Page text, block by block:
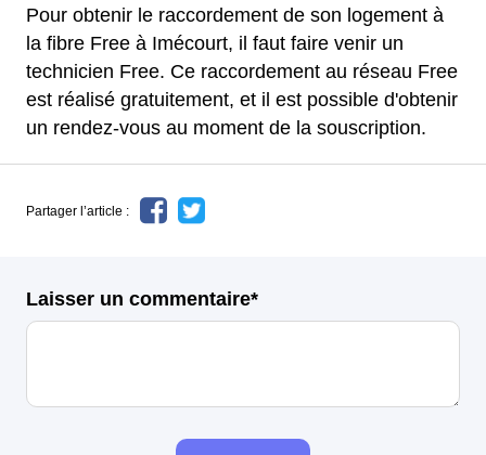
Pour obtenir le raccordement de son logement à
la fibre Free à Imécourt, il faut faire venir un
technicien Free. Ce raccordement au réseau Free
est réalisé gratuitement, et il est possible d'obtenir
un rendez-vous au moment de la souscription.
Partager l’article :
Laisser un commentaire*